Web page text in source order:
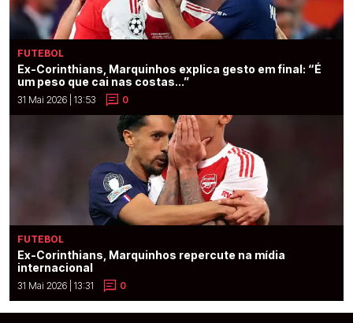
FUTEBOL
Ex-Corinthians, Marquinhos explica gesto em final: “É
um peso que cai nas costas...”
31 Mai 2026 | 13:53 0
FUTEBOL
Ex-Corinthians, Marquinhos repercute na mídia
internacional
31 Mai 2026 | 13:31 0